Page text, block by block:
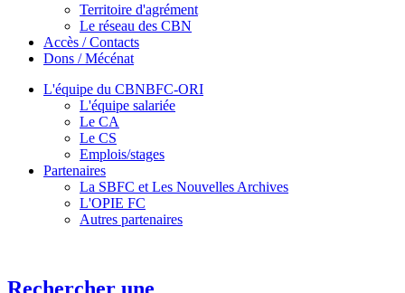
Territoire d'agrément
Le réseau des CBN
Accès / Contacts
Dons / Mécénat
L'équipe du CBNBFC-ORI
L'équipe salariée
Le CA
Le CS
Emplois/stages
Partenaires
La SBFC et Les Nouvelles Archives
L'OPIE FC
Autres partenaires